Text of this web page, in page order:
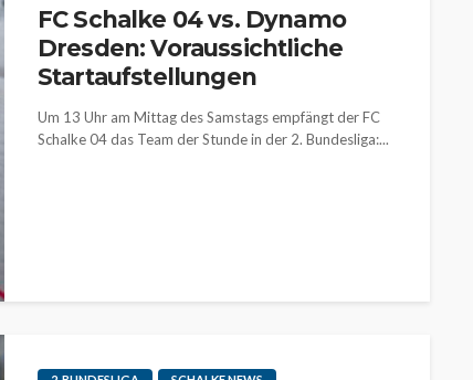
FC Schalke 04 vs. Dynamo
Dresden: Voraussichtliche
Startaufstellungen
Um 13 Uhr am Mittag des Samstags empfängt der FC
Schalke 04 das Team der Stunde in der 2. Bundesliga:...